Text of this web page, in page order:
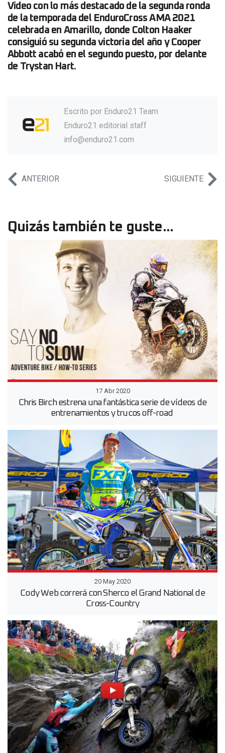
Video con lo más destacado de la segunda ronda
de la temporada del EnduroCross AMA 2021
celebrada en Amarillo, donde Colton Haaker
consiguió su segunda victoria del año y Cooper
Abbott acabó en el segundo puesto, por delante
de Trystan Hart.
Escrito por Enduro21 Team
Enduro21 editorial staff
info@enduro21.com
ANTERIOR SIGUIENTE
Quizás también te guste...
17 Abr 2020
Chris Birch estrena una fantástica serie de vídeos de
entrenamientos y trucos off-road
20 May 2020
Cody Web correrá con Sherco el Grand National de
Cross-Country